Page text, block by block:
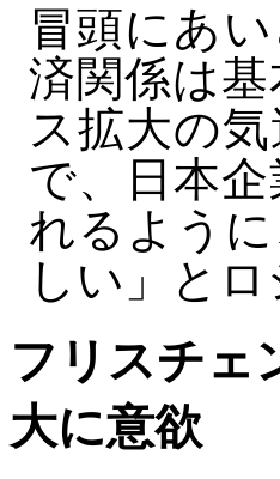
冒頭にあ
済関係は
ス拡大の
で、日本
れるよう
しい」と
フリスチェ
大に意欲